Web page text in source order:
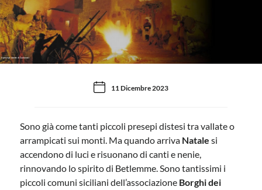
Il presepe vivente di Custonaci
11 Dicembre 2023
Sono già come tanti piccoli presepi distesi tra vallate o
arrampicati sui monti. Ma quando arriva Natale si
accendono di luci e risuonano di canti e nenie,
rinnovando lo spirito di Betlemme. Sono tantissimi i
piccoli comuni siciliani dell’associazione Borghi dei